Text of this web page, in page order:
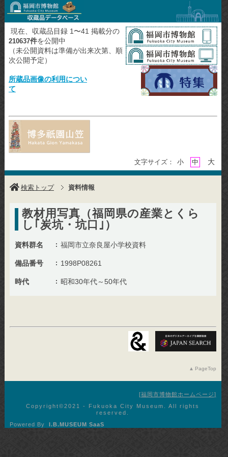
現在、収蔵品目録 1〜41 掲載分の
210637件を公開中
（未公開資料は準備が出来次第、順
次公開予定）
所蔵品画像の利用につい
て
文字サイズ： 小 中 大
検索トップ 資料情報
教材用写真（福岡県の産業とくら
し｢炭坑・坑口｣）
資料群名 福岡市立奈良屋小学校資料
備品番号 1998P08261
時代 昭和30年代～50年代
PageTop
福岡市博物館ホームページ
Copyright©︎2021 - Fukuoka City Museum. All rights
reserved.
Powered By
I.B.MUSEUM SaaS